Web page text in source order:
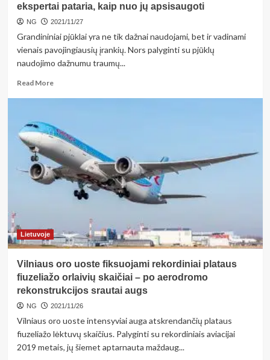
ekspertai pataria, kaip nuo jų apsisaugoti
NG 2021/11/27
Grandininiai pjūklai yra ne tik dažnai naudojami, bet ir vadinami
vienais pavojingiausių įrankių. Nors palyginti su pjūklų
naudojimo dažnumu traumų...
Read MoreRead
pavojai
dirbant
grandininiu
pjūklu:
ekspertai
pataria,
apsisaugoti
Lietuvoje
Vilniaus oro uoste fiksuojami rekordiniai plataus
fiuzeliažo orlaivių skaičiai – po aerodromo
rekonstrukcijos srautai augs
NG 2021/11/26
Vilniaus oro uoste intensyviai auga atskrendančių plataus
fiuzeliažo lėktuvų skaičius. Palyginti su rekordiniais aviacijai
2019 metais, jų šiemet aptarnauta maždaug...